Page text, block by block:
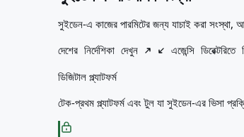
আপনার জন্য সেরা দেশ
পরিচিতি
সম্পদ
শব্দকোষ
পেশাগুলো
গাইড
সুইডেন-এ কাজের পারমিটের জন্য যাচাই করা সংস্থা,
দেশের নির্দেশিকা দেখুন এজেন্সি
ডিজিটাল প্ল্যাটফর্ম
টেক-প্রথম প্ল্যাটফর্ম এবং টুল যা সুইডেন-এর ভিসা